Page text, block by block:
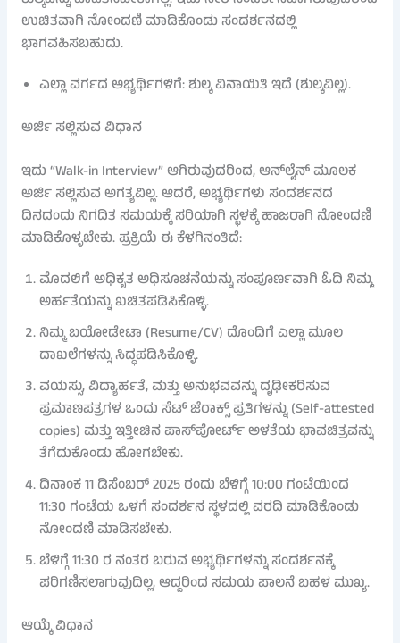
ಉಚಿತವಾಗಿ ನೋಂದಣಿ ಮಾಡಿಕೊಂಡು ಸಂದರ್ಶನದಲ್ಲಿ
ಭಾಗವಹಿಸಬಹುದು.
ಎಲ್ಲಾ ವರ್ಗದ ಅಭ್ಯರ್ಥಿಗಳಿಗೆ: ಶುಲ್ಕ ವಿನಾಯಿತಿ ಇದೆ (ಶುಲ್ಕವಿಲ್ಲ).
ಅರ್ಜಿ ಸಲ್ಲಿಸುವ ವಿಧಾನ
ಇದು “Walk-in Interview” ಆಗಿರುವುದರಿಂದ, ಆನ್‌ಲೈನ್ ಮೂಲಕ
ಅರ್ಜಿ ಸಲ್ಲಿಸುವ ಅಗತ್ಯವಿಲ್ಲ. ಆದರೆ, ಅಭ್ಯರ್ಥಿಗಳು ಸಂದರ್ಶನದ
ದಿನದಂದು ನಿಗದಿತ ಸಮಯಕ್ಕೆ ಸರಿಯಾಗಿ ಸ್ಥಳಕ್ಕೆ ಹಾಜರಾಗಿ ನೋಂದಣಿ
ಮಾಡಿಕೊಳ್ಳಬೇಕು. ಪ್ರಕ್ರಿಯೆ ಈ ಕೆಳಗಿನಂತಿದೆ:
ಮೊದಲಿಗೆ ಅಧಿಕೃತ ಅಧಿಸೂಚನೆಯನ್ನು ಸಂಪೂರ್ಣವಾಗಿ ಓದಿ ನಿಮ್ಮ
ಅರ್ಹತೆಯನ್ನು ಖಚಿತಪಡಿಸಿಕೊಳ್ಳಿ.
ನಿಮ್ಮ ಬಯೋಡೇಟಾ (Resume/CV) ದೊಂದಿಗೆ ಎಲ್ಲಾ ಮೂಲ
ದಾಖಲೆಗಳನ್ನು ಸಿದ್ಧಪಡಿಸಿಕೊಳ್ಳಿ.
ವಯಸ್ಸು, ವಿದ್ಯಾರ್ಹತೆ, ಮತ್ತು ಅನುಭವವನ್ನು ದೃಢೀಕರಿಸುವ
ಪ್ರಮಾಣಪತ್ರಗಳ ಒಂದು ಸೆಟ್ ಜೆರಾಕ್ಸ್ ಪ್ರತಿಗಳನ್ನು (Self-attested
copies) ಮತ್ತು ಇತ್ತೀಚಿನ ಪಾಸ್‌ಪೋರ್ಟ್ ಅಳತೆಯ ಭಾವಚಿತ್ರವನ್ನು
ತೆಗೆದುಕೊಂಡು ಹೋಗಬೇಕು.
ದಿನಾಂಕ 11 ಡಿಸೆಂಬರ್ 2025 ರಂದು ಬೆಳಿಗ್ಗೆ 10:00 ಗಂಟೆಯಿಂದ
11:30 ಗಂಟೆಯ ಒಳಗೆ ಸಂದರ್ಶನ ಸ್ಥಳದಲ್ಲಿ ವರದಿ ಮಾಡಿಕೊಂಡು
ನೋಂದಣಿ ಮಾಡಿಸಬೇಕು.
ಬೆಳಿಗ್ಗೆ 11:30 ರ ನಂತರ ಬರುವ ಅಭ್ಯರ್ಥಿಗಳನ್ನು ಸಂದರ್ಶನಕ್ಕೆ
ಪರಿಗಣಿಸಲಾಗುವುದಿಲ್ಲ, ಆದ್ದರಿಂದ ಸಮಯ ಪಾಲನೆ ಬಹಳ ಮುಖ್ಯ.
ಆಯ್ಕೆ ವಿಧಾನ